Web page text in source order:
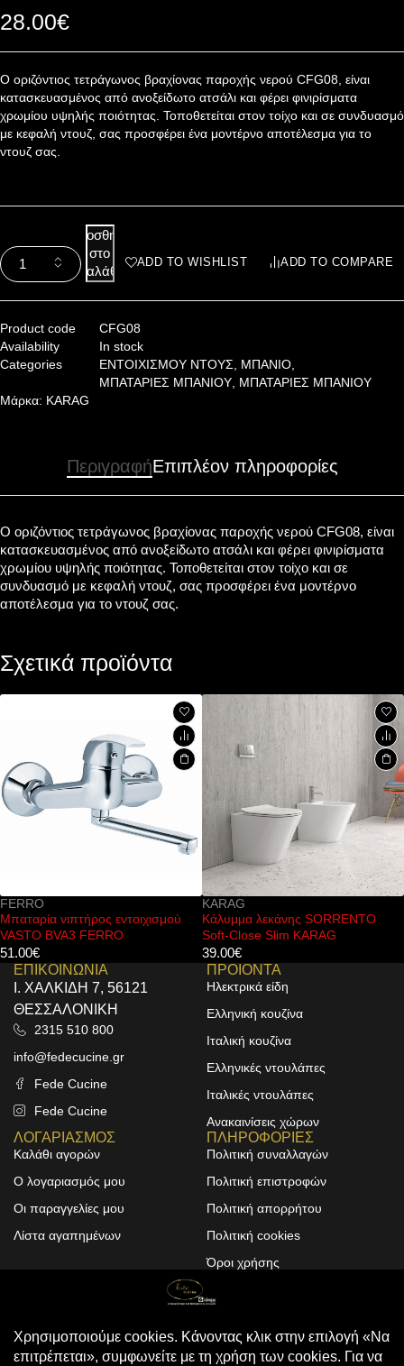
28.00€
Ο οριζόντιος τετράγωνος βραχίονας παροχής νερού CFG08, είναι
κατασκευασμένος από ανοξείδωτο ατσάλι και φέρει φινιρίσματα
χρωμίου υψηλής ποιότητας. Τοποθετείται στον τοίχο και σε συνδυασμό
με κεφαλή ντουζ, σας προσφέρει ένα μοντέρνο αποτέλεσμα για το
ντουζ σας.
Προσθήκη
στο
καλάθι
ADD TO WISHLIST ADD TO COMPARE
Product code
CFG08
Availability
In stock
Categories
ΕΝΤΟΙΧΙΣΜΟΥ ΝΤΟΥΣ, ΜΠΑΝΙΟ,
ΜΠΑΤΑΡΙΕΣ ΜΠΑΝΙΟΥ, ΜΠΑΤΑΡΙΕΣ ΜΠΑΝΙΟΥ
Μάρκα: KARAG
ΠεριγραφήΕπιπλέον πληροφορίες
Ο οριζόντιος τετράγωνος βραχίονας παροχής νερού CFG08, είναι
κατασκευασμένος από ανοξείδωτο ατσάλι και φέρει φινιρίσματα
χρωμίου υψηλής ποιότητας. Τοποθετείται στον τοίχο και σε
συνδυασμό με κεφαλή ντουζ, σας προσφέρει ένα μοντέρνο
αποτέλεσμα για το ντουζ σας.
Σχετικά προϊόντα
Κάλυμμα λεκάνης SORRENTO
Soft-Close Slim KARAG
Ανοξείδωτο σιφόνι
Confluo TIDE 7
ΕΠΙΚΟΙΝΩΝΙΑ
Ι. ΧΑΛΚΙΔΗ 7, 56121
ΘΕΣΣΑΛΟΝΙΚΗ
2315 510 800
info@fedecucine.gr
Fede Cucine
Fede Cucine
ΠΡΟΙΟΝΤΑ
Ηλεκτρικά είδη
Ελληνική κουζίνα
Ιταλική κουζίνα
Ελληνικές ντουλάπες
Ιταλικές ντουλάπες
Ανακαινίσεις χώρων
ΛΟΓΑΡΙΑΣΜΟΣ
Καλάθι αγορών
Ο λογαριασμός μου
Οι παραγγελίες μου
Λίστα αγαπημένων
ΠΛΗΡΟΦΟΡΙΕΣ
Πολιτική συναλλαγών
Πολιτική επιστροφών
Πολιτική απορρήτου
Πολιτική cookies
Όροι χρήσης
© 2025 FEDE CUCINE
. All Rights
Design & Development by
ALPHA DESIGNERS